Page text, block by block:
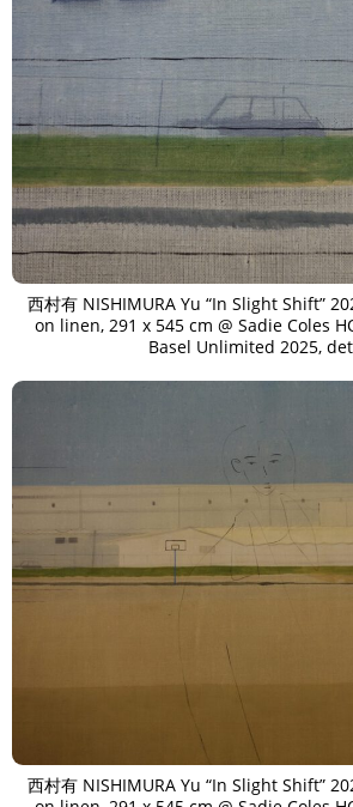
西村有 NISHIMURA Yu “In Slight Shift”
on linen, 291 x 545 cm @ Sadie Coles
Basel Unlimited 2025,
西村有 NISHIMURA Yu “In Slight Shift”